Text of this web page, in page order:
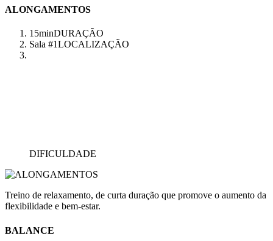
ALONGAMENTOS
15minDURAÇÃO
Sala #1LOCALIZAÇÃO
DIFICULDADE
Treino de relaxamento, de curta duração que promove o aumento da
flexibilidade e bem-estar.
BALANCE